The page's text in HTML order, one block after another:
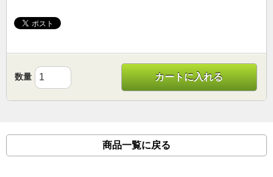
数量 カートに入れる
商品一覧に戻る